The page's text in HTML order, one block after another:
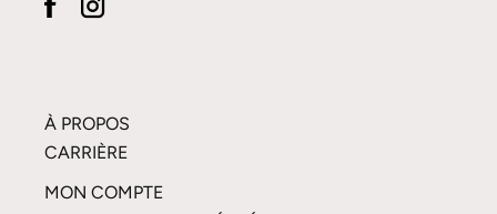
À PROPOS
CARRIÈRE
MON COMPTE